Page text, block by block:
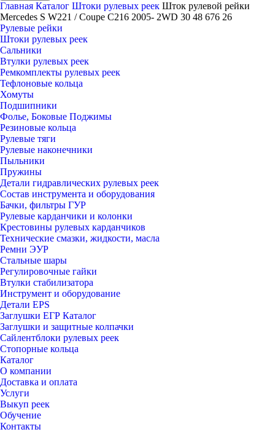
Главная Каталог Штоки рулевых реек Шток рулевой рейки
Mercedes S W221 / Coupe C216 2005- 2WD 30 48 676 26
Рулевые рейки
Штоки рулевых реек
Сальники
Втулки рулевых реек
Ремкомплекты рулевых реек
Тефлоновые кольца
Хомуты
Подшипники
Фолье, Боковые Поджимы
Резиновые кольца
Рулевые тяги
Рулевые наконечники
Пыльники
Пружины
Детали гидравлических рулевых реек
Состав инструмента и оборудования
Бачки, фильтры ГУР
Рулевые карданчики и колонки
Крестовины рулевых карданчиков
Технические смазки, жидкости, масла
Ремни ЭУР
Стальные шары
Регулировочные гайки
Втулки стабилизатора
Инструмент и оборудование
Детали EPS
Заглушки ЕГР Каталог
Заглушки и защитные колпачки
Сайлентблоки рулевых реек
Стопорные кольца
Каталог
О компании
Доставка и оплата
Услуги
Выкуп реек
Обучение
Контакты